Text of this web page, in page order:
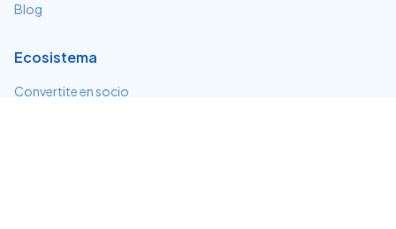
Blog
Ecosistema
Convertite en socio